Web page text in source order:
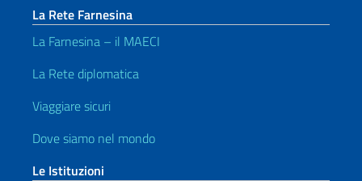
La Rete Farnesina
La Farnesina – il MAECI
La Rete diplomatica
Viaggiare sicuri
Dove siamo nel mondo
Le Istituzioni